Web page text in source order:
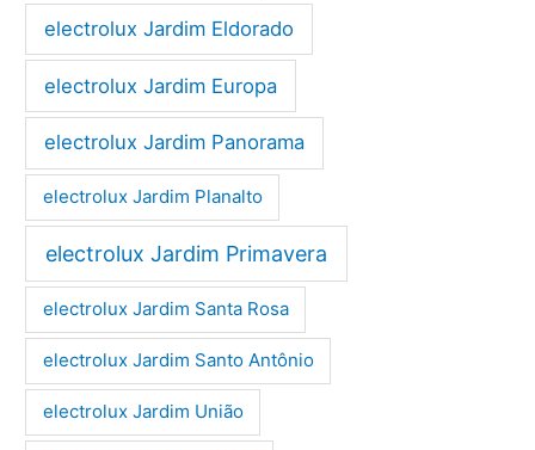
electrolux Jardim Eldorado
electrolux Jardim Europa
electrolux Jardim Panorama
electrolux Jardim Planalto
electrolux Jardim Primavera
electrolux Jardim Santa Rosa
electrolux Jardim Santo Antônio
electrolux Jardim União